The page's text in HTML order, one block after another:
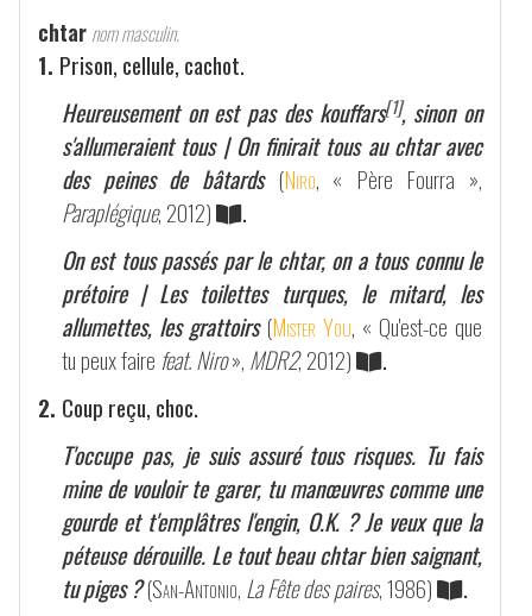
chtar nom masculin.
1. Prison, cellule, cachot.
Heureusement on est pas des kouffars[1], sinon on
s'allumeraient tous | On finirait tous au chtar avec
des peines de bâtards (Niro, « Père Fourra »,
Paraplégique, 2012)
.
On est tous passés par le chtar, on a tous connu le
prétoire | Les toilettes turques, le mitard, les
allumettes, les grattoirs (Mister You, « Qu'est-ce que
tu peux faire feat. Niro», MDR2, 2012)
.
2. Coup reçu, choc.
T'occupe pas, je suis assuré tous risques. Tu fais
mine de vouloir te garer, tu manœuvres comme une
gourde et t'emplâtres l'engin, O.K. ? Je veux que la
péteuse dérouille. Le tout beau chtar bien saignant,
tu piges ? (San-Antonio, La Fête des paires, 1986)
.